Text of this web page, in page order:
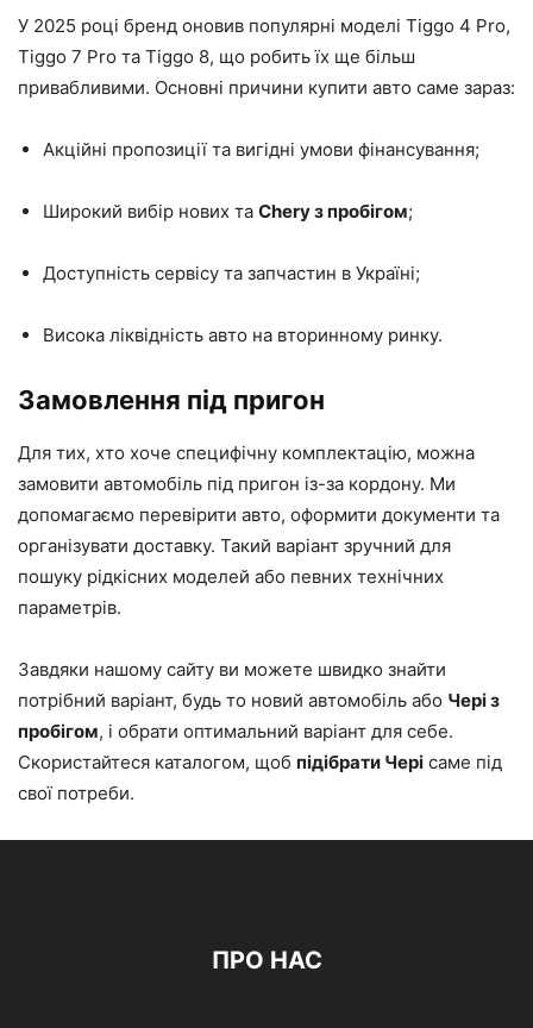
У 2025 році бренд оновив популярні моделі Tiggo 4 Pro,
Tiggo 7 Pro та Tiggo 8, що робить їх ще більш
привабливими. Основні причини купити авто саме зараз:
Акційні пропозиції та вигідні умови фінансування;
Широкий вибір нових та Chery з пробігом;
Доступність сервісу та запчастин в Україні;
Висока ліквідність авто на вторинному ринку.
Замовлення під пригон
Для тих, хто хоче специфічну комплектацію, можна
замовити автомобіль під пригон із-за кордону. Ми
допомагаємо перевірити авто, оформити документи та
організувати доставку. Такий варіант зручний для
пошуку рідкісних моделей або певних технічних
параметрів.
Завдяки нашому сайту ви можете швидко знайти
потрібний варіант, будь то новий автомобіль або Чері з
пробігом, і обрати оптимальний варіант для себе.
Скористайтеся каталогом, щоб підібрати Чері саме під
свої потреби.
ПРО НАС